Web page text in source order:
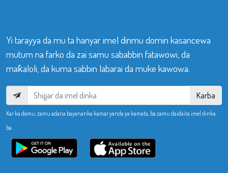
Yi tarayya da mu ta hanyar imel dinmu domin kasancewa
mutum na farko da zai samu sababbin fatawowi, da
maƙaloli, da kuma sabbin labarai da muke kawowa.
Karba
Kar ka damu, zamu adana bayananka kamar yanda ya kamata, ba zamu daidaita imel dinka
ba.